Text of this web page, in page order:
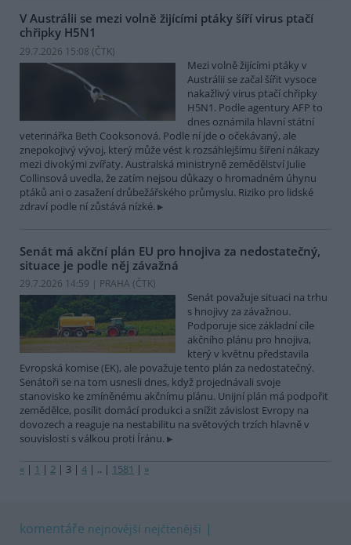
V Austrálii se mezi volně žijícími ptáky šíří virus ptačí
chřipky H5N1
29.7.2026 15:08 (ČTK)
Mezi volně žijícími ptáky v
Austrálii se začal šířit vysoce
nakažlivý virus ptačí chřipky
H5N1. Podle agentury AFP to
dnes oznámila hlavní státní
veterinářka Beth Cooksonová. Podle ní jde o očekávaný, ale
znepokojivý vývoj, který může vést k rozsáhlejšímu šíření nákazy
mezi divokými zvířaty. Australská ministryně zemědělství Julie
Collinsová uvedla, že zatím nejsou důkazy o hromadném úhynu
ptáků ani o zasažení drůbežářského průmyslu. Riziko pro lidské
zdraví podle ní zůstává nízké.
Senát má akční plán EU pro hnojiva za nedostatečný,
situace je podle něj závažná
29.7.2026 14:59 | PRAHA (ČTK)
Senát považuje situaci na trhu
s hnojivy za závažnou.
Podporuje sice základní cíle
akčního plánu pro hnojiva,
který v květnu představila
Evropská komise (EK), ale považuje tento plán za nedostatečný.
Senátoři se na tom usnesli dnes, když projednávali svoje
stanovisko ke zmíněnému akčnímu plánu. Unijní plán má podpořit
zemědělce, posílit domácí produkci a snížit závislost Evropy na
dovozech a reaguje na nestabilitu na světových trzích hlavně v
souvislosti s válkou proti Íránu.
« | 1 | 2 | 3 | 4 | .. | 1581 | »
komentáře nejnovější nejčtenější